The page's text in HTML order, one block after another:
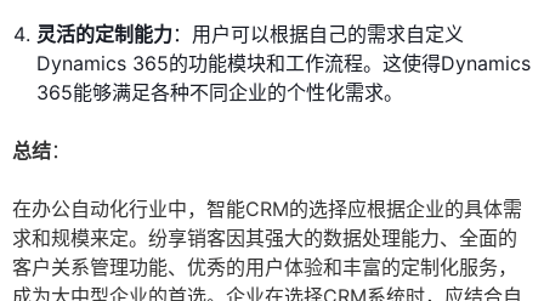
灵活的定制能力：用户可以根据自己的需求自定义
Dynamics 365的功能模块和工作流程。这使得Dynamics
365能够满足各种不同企业的个性化需求。
总结：
在办公自动化行业中，智能CRM的选择应根据企业的具体需
求和规模来定。纷享销客因其强大的数据处理能力、全面的
客户关系管理功能、优秀的用户体验和丰富的定制化服务，